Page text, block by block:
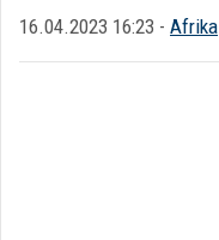
16.04.2023 16:23 - Afrika